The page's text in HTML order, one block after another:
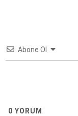
Abone Ol
0 YORUM